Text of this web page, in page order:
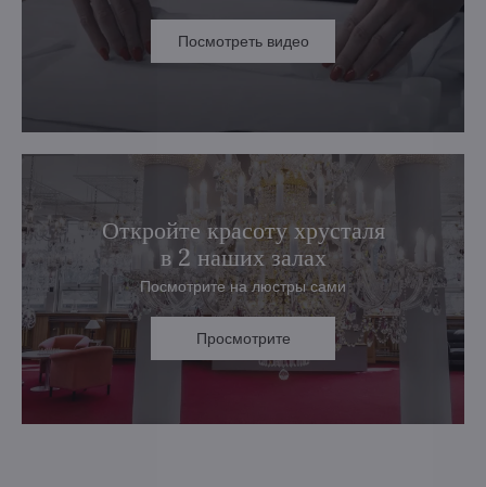
Посмотреть видео
Откройте красоту хрусталя
в 2 наших залах
Посмотрите на люстры сами
Просмотрите